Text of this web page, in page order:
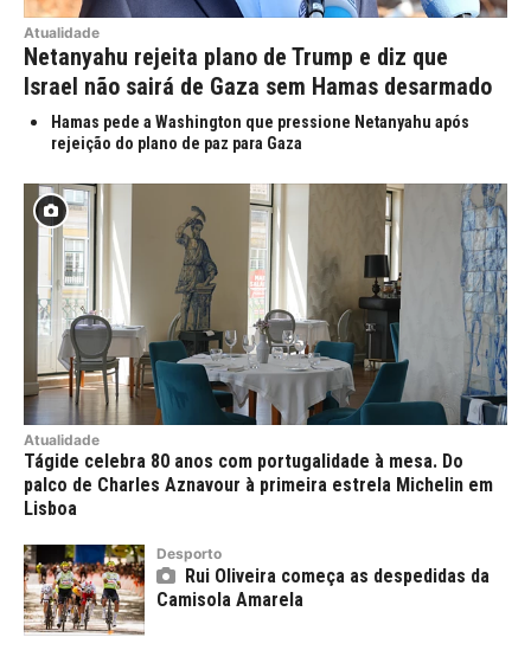
Atualidade
Netanyahu rejeita plano de Trump e diz que
Israel não sairá de Gaza sem Hamas desarmado
Hamas pede a Washington que pressione Netanyahu após
rejeição do plano de paz para Gaza
Atualidade
Tágide celebra 80 anos com portugalidade à mesa. Do
palco de Charles Aznavour à primeira estrela Michelin em
Lisboa
Desporto
Rui Oliveira começa as despedidas da
Camisola Amarela